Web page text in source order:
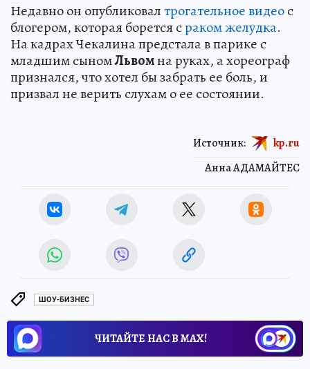
Недавно он опубликовалтрогательное видеос
блогером, которая борется сраком желудка.
На кадрах Чекалина предстала в парике с
младшим сыномЛьвомна руках, а хореограф
признался, что хотел бы забрать ее боль, и
призвал не верить слухам о ее состоянии.
Анна АДАМАЙТЕС
Источник: kp.ru
ШОУ-БИЗНЕС
ЧИТАЙТЕ НАС В МАХ!